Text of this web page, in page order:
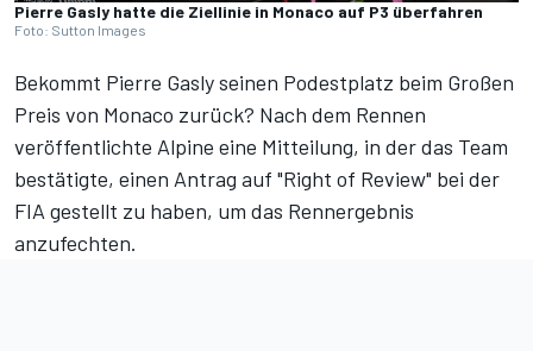
Pierre Gasly hatte die Ziellinie in Monaco auf P3 überfahren
Foto: Sutton Images
Bekommt Pierre Gasly seinen Podestplatz beim Großen
Preis von Monaco zurück? Nach dem Rennen
veröffentlichte Alpine eine Mitteilung, in der das Team
bestätigte, einen Antrag auf "Right of Review" bei der
FIA gestellt zu haben, um das Rennergebnis
anzufechten.